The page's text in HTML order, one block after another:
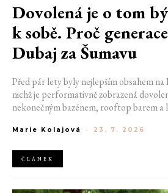
Dovolená je o tom
k sobě. Proč
Dubaj za Šumavu
Před pár lety byly nejlepším obsahem
nichž je performativně zobrazená
nekonečným bazénem, rooftop barem a
horách. Ranní koupání v lomu. Výlet
Marie Kolajová - 23. 7. 2026
ČLÁNEK